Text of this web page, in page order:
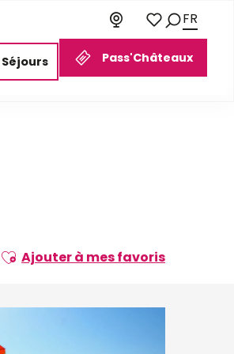
Pass'Châteaux
Séjours
Voir les favoris
FR
Ajouter aux favoris
Ajouter à mes favoris